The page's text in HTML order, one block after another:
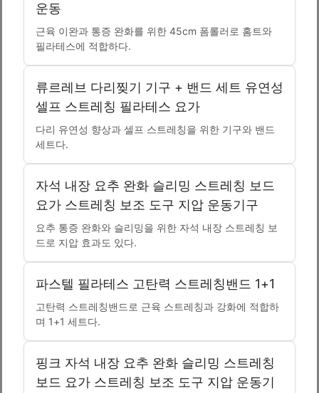
운동
근육 이완과 통증 완화를 위한 45cm 폼롤러로 홈트와
필라테스에 적합하다.
류르레브 다리찢기 기구 + 밴드 세트 유연성
셀프 스트레칭 필라테스 요가
다리 유연성 향상과 셀프 스트레칭을 위한 기구와 밴드
세트다.
자석 내장 요추 완화 슬리밍 스트레칭 보드
요가 스트레칭 보조 도구 지압 운동기구
요추 통증 완화와 슬리밍을 위한 자석 내장 스트레칭 보
드로 지압 효과도 있다.
파스텔 필라테스 고탄력 스트레칭밴드 1+1
고탄력 스트레칭밴드로 근육 스트레칭과 강화에 적합하
며 1+1 세트다.
핑크 자석 내장 요추 완화 슬리밍 스트레칭
보드 요가 스트레칭 보조 도구 지압 운동기